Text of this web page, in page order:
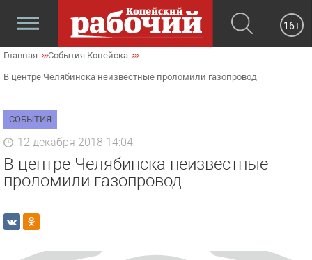
16+
Главная События Копейска
В центре Челябинска неизвестные проломили газопровод
СОБЫТИЯ
12 декабря 2018 14:04
В центре Челябинска неизвестные
проломили газопровод